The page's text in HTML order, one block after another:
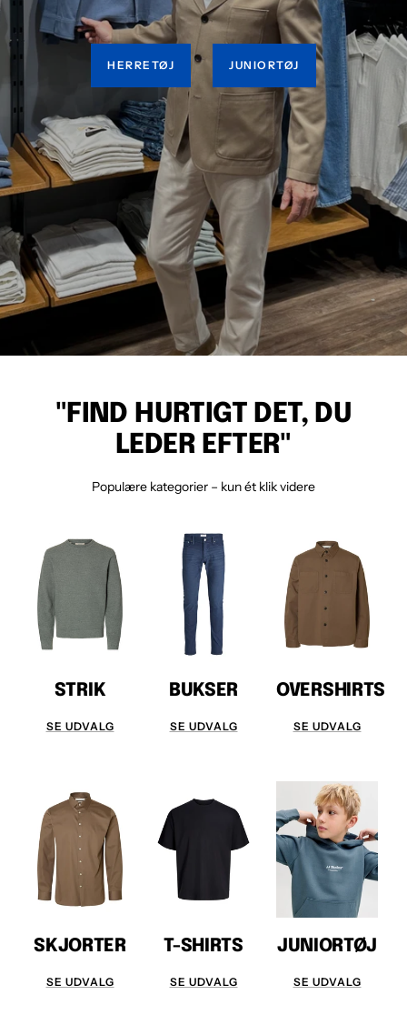
HERRETØJ JUNIORTØJ
"FIND HURTIGT DET, DU
LEDER EFTER"
Populære kategorier – kun ét klik videre
STRIK
SE UDVALG
BUKSER
SE UDVALG
OVERSHIRTS
SE UDVALG
SKJORTER
SE UDVALG
T-SHIRTS
SE UDVALG
JUNIORTØJ
SE UDVALG